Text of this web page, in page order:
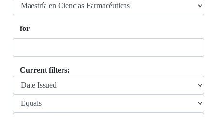
for
Current filters: